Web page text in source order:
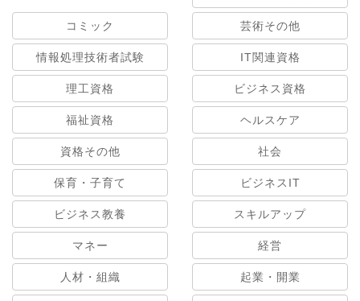
コミック 芸術その他
情報処理技術者試験 IT関連資格
理工資格 ビジネス資格
福祉資格 ヘルスケア
資格その他 社会
保育・子育て ビジネスIT
ビジネス教養 スキルアップ
マネー 経営
人材・組織 起業・開業